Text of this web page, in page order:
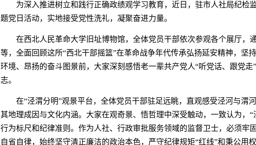
为深入推进树立和践行正确政绩观学习教育，近日，驻市人社局纪检
题党日活动，实地接受党性洗礼，凝聚奋进力量。
在西北人民革命大学旧址博物馆，全体党员干部依次参观各个展厅，
等，全面回顾这所“西北干部摇篮”在革命战争年代传承弘扬延安精神，坚
环境、昂扬的奋斗图景前，大家深刻感悟老一辈共产党人“听党话、跟党
志。
在“泾渭分明”观景平台，全体党员干部驻足远眺，直观感受泾河与渭
其地理成因与文化内涵。大家在观奇景、悟哲理中深受触动，一致认为，
行为标尺和纪律准则。作为人社、行政审批服务领域的监督卫士，必须牢
自省自律，始终坚守清正廉洁的政治本色，严守纪律规矩“红线”和秉公用